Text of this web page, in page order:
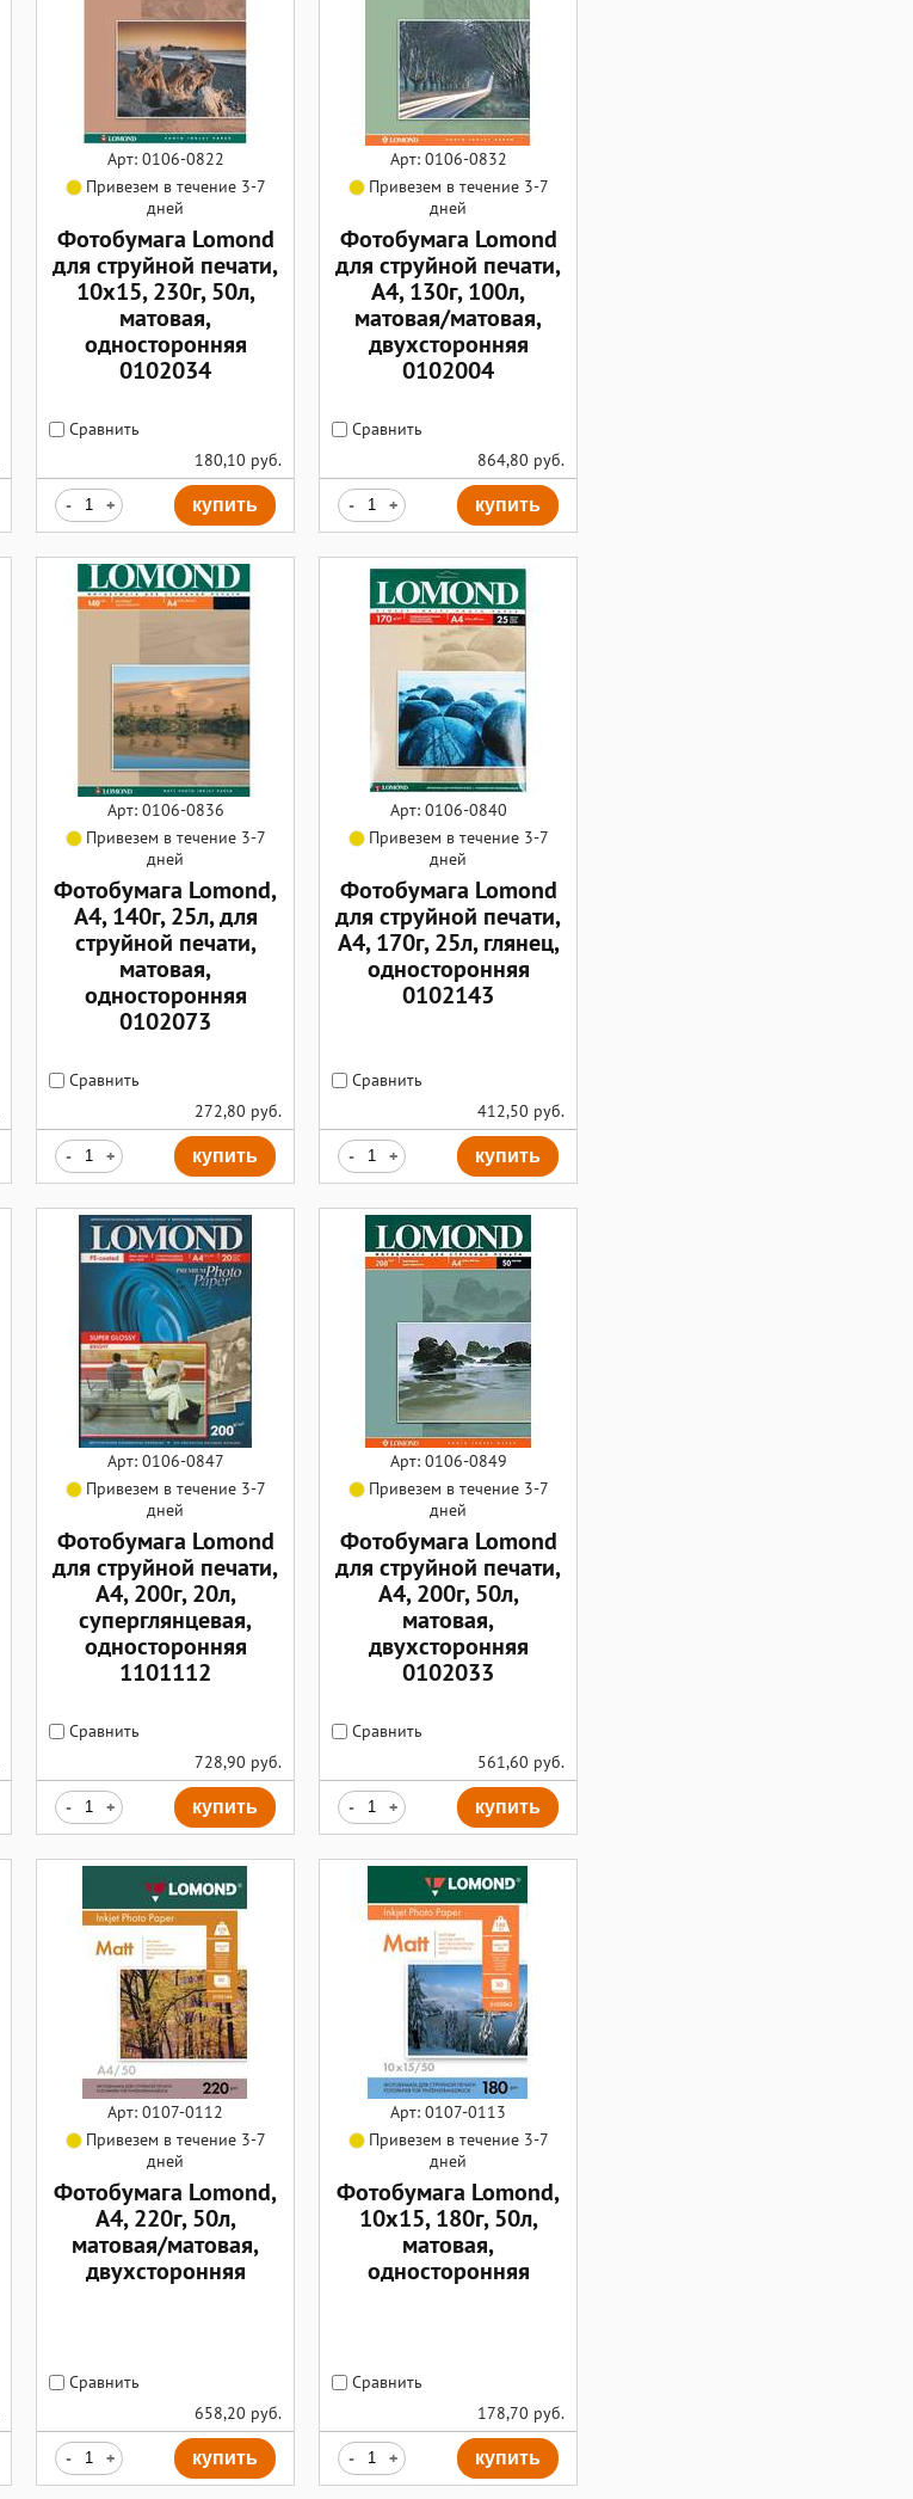
Арт: 0106-0822
Привезем в течение 3-7
дней
Фотобумага Lomond
для струйной печати,
10х15, 230г, 50л,
матовая,
односторонняя
0102034
Сравнить
180,10 руб.
- + купить
Арт: 0106-0832
Привезем в течение 3-7
дней
Фотобумага Lomond
для струйной печати,
А4, 130г, 100л,
матовая/матовая,
двухсторонняя
0102004
Сравнить
864,80 руб.
- + купить
Арт: 0106-0836
Привезем в течение 3-7
дней
Фотобумага Lomond,
A4, 140г, 25л, для
струйной печати,
матовая,
односторонняя
0102073
Сравнить
272,80 руб.
- + купить
Арт: 0106-0840
Привезем в течение 3-7
дней
Фотобумага Lomond
для струйной печати,
А4, 170г, 25л, глянец,
односторонняя
0102143
Сравнить
412,50 руб.
- + купить
Арт: 0106-0847
Привезем в течение 3-7
дней
Фотобумага Lomond
для струйной печати,
А4, 200г, 20л,
суперглянцевая,
односторонняя
1101112
Сравнить
728,90 руб.
- + купить
Арт: 0106-0849
Привезем в течение 3-7
дней
Фотобумага Lomond
для струйной печати,
А4, 200г, 50л,
матовая,
двухсторонняя
0102033
Сравнить
561,60 руб.
- + купить
Арт: 0107-0112
Привезем в течение 3-7
дней
Фотобумага Lomond,
А4, 220г, 50л,
матовая/матовая,
двухсторонняя
Сравнить
658,20 руб.
- + купить
Арт: 0107-0113
Привезем в течение 3-7
дней
Фотобумага Lomond,
10х15, 180г, 50л,
матовая,
односторонняя
Сравнить
178,70 руб.
- + купить